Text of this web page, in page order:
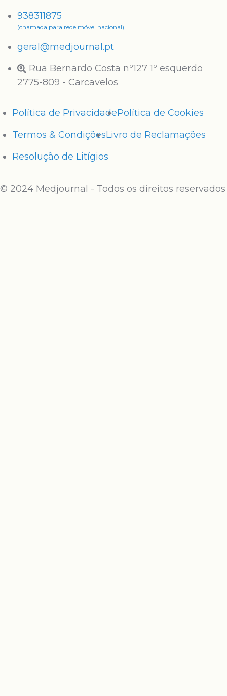
938311875
(chamada para rede móvel nacional)
geral@medjournal.pt
Rua Bernardo Costa nº127 1º esquerdo
2775-809 - Carcavelos
Política de PrivacidadePolítica de Cookies
Termos & CondiçõesLivro de Reclamações
Resolução de Litígios
© 2024 Medjournal - Todos os direitos reservados